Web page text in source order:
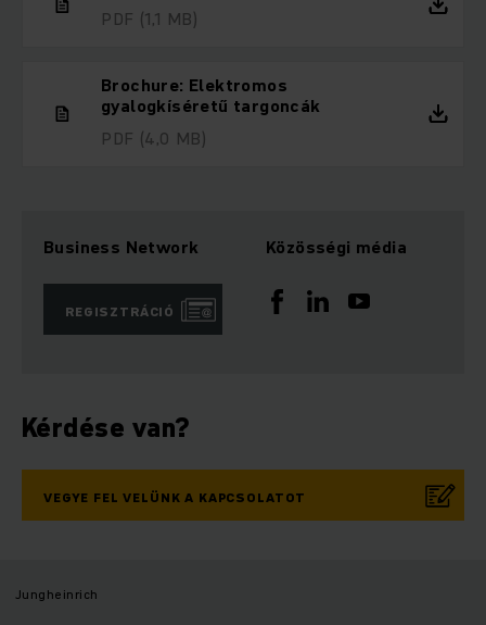
PDF (1,1 MB)
Brochure: Elektromos
gyalogkíséretű targoncák
PDF (4,0 MB)
Business Network
REGISZTRÁCIÓ
Közösségi média
Kérdése van?
VEGYE FEL VELÜNK A KAPCSOLATOT
Jungheinrich